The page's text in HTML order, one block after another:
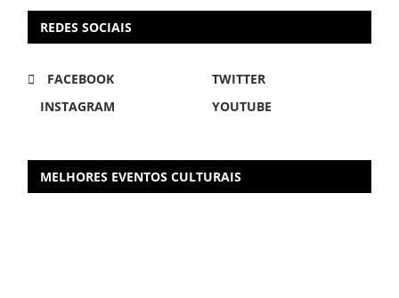
REDES SOCIAIS
FACEBOOK
TWITTER
INSTAGRAM
YOUTUBE
MELHORES EVENTOS CULTURAIS